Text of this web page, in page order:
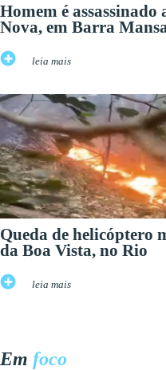
Homem é
Nova, em Barra
leia mais
Queda de helicóptero
da Boa Vista, no Rio
leia mais
Em foco